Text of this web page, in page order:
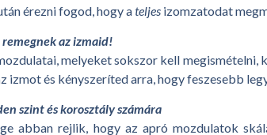
érezni fogod, hogy ateljes izomzatodat
az izmaid!
melyeket sokszor kell megismételni,
izmot és kényszeríted arra, hogy feszesebb
szint és korosztály számára
abban rejlik, hogy az apró mozdulatok